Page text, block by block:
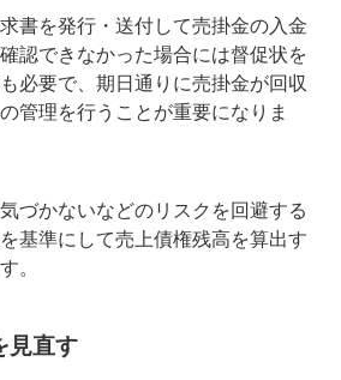
書を発行・送付して売掛金の入金
認できなかった場合には督促状を
必要で、期日通りに売掛金が回収
管理を行うことが重要になりま
づかないなどのリスクを回避する
基準にして売上債権残高を算出す
。
見直す